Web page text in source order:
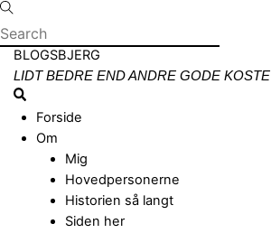
Skip
to
content
Menu
BLOGSBJERG
LIDT BEDRE END ANDRE GODE KOSTE
Search
Forside
Om
Mig
Hovedpersonerne
Historien så langt
Siden her